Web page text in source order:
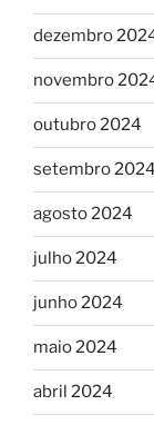
dezembro
novembro
outubro 2024
setembro 2024
agosto 2024
julho 2024
junho 2024
maio 2024
abril 2024